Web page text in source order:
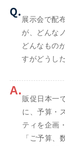
Q.
展示会で配
が、どんな
どんなもの
すがどうし
A.
販促日本一
に、予算・
ティを企画
「ご予算